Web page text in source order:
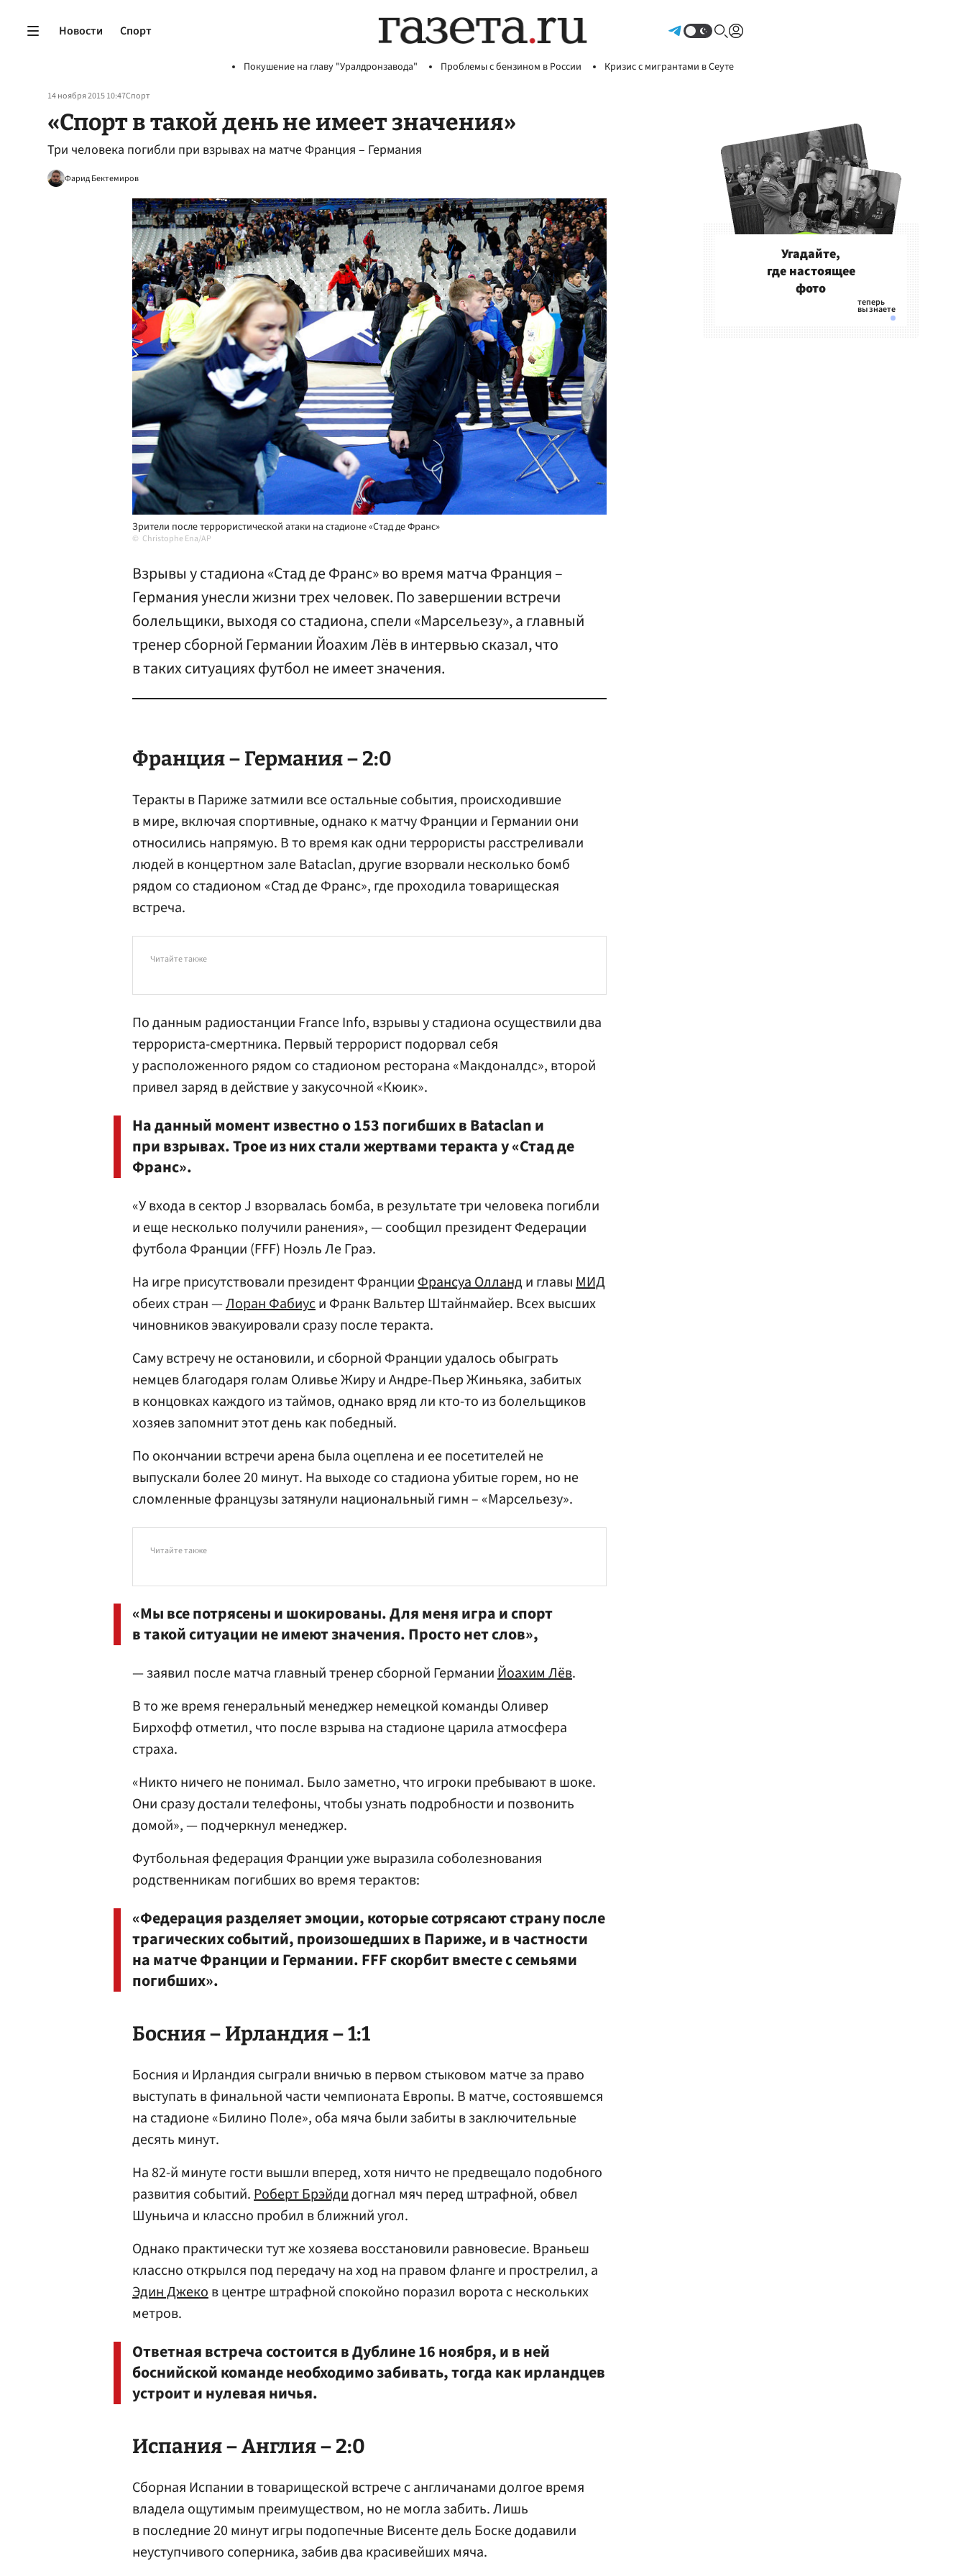
Новости Спорт
Покушение на главу "Уралдронзавода" Проблемы с бензином в России Кризис с мигрантами в Сеуте
14 ноября 2015 10:47Спорт
«Спорт в такой день не имеет значения»
Три человека погибли при взрывах на матче Франция – Германия
Фарид Бектемиров
Зрители после террористической атаки на стадионе «Стад де Франс»
Christophe Ena/AP
Взрывы у стадиона «Стад де Франс» во время матча Франция –
Германия унесли жизни трех человек. По завершении встречи
болельщики, выходя со стадиона, спели «Марсельезу», а главный
тренер сборной Германии Йоахим Лёв в интервью сказал, что
в таких ситуациях футбол не имеет значения.
Франция – Германия – 2:0
Теракты в Париже затмили все остальные события, происходившие
в мире, включая спортивные, однако к матчу Франции и Германии они
относились напрямую. В то время как одни террористы расстреливали
людей в концертном зале Bataclan, другие взорвали несколько бомб
рядом со стадионом «Стад де Франс», где проходила товарищеская
встреча.
Читайте также
По данным радиостанции France Info, взрывы у стадиона осуществили два
террориста-смертника. Первый террорист подорвал себя
у расположенного рядом со стадионом ресторана «Макдоналдс», второй
привел заряд в действие у закусочной «Кюик».
На данный момент известно о 153 погибших в Bataclan и
при взрывах. Трое из них стали жертвами теракта у «Стад де
Франс».
«У входа в сектор J взорвалась бомба, в результате три человека погибли
и еще несколько получили ранения», — сообщил президент Федерации
футбола Франции (FFF) Ноэль Ле Граэ.
На игре присутствовали президент ФранцииФрансуа Олланди главыМИД
обеих стран —Лоран Фабиуси Франк Вальтер Штайнмайер. Всех высших
чиновников эвакуировали сразу после теракта.
Саму встречу не остановили, и сборной Франции удалось обыграть
немцев благодаря голам Оливье Жиру и Андре-Пьер Жиньяка, забитых
в концовках каждого из таймов, однако вряд ли кто-то из болельщиков
хозяев запомнит этот день как победный.
По окончании встречи арена была оцеплена и ее посетителей не
выпускали более 20 минут. На выходе со стадиона убитые горем, но не
сломленные французы затянули национальный гимн – «Марсельезу».
Читайте также
«Мы все потрясены и шокированы. Для меня игра и спорт
в такой ситуации не имеют значения. Просто нет слов»,
— заявил после матча главный тренер сборной ГерманииЙоахим Лёв.
В то же время генеральный менеджер немецкой команды Оливер
Бирхофф отметил, что после взрыва на стадионе царила атмосфера
страха.
«Никто ничего не понимал. Было заметно, что игроки пребывают в шоке.
Они сразу достали телефоны, чтобы узнать подробности и позвонить
домой», — подчеркнул менеджер.
Футбольная федерация Франции уже выразила соболезнования
родственникам погибших во время терактов:
«Федерация разделяет эмоции, которые сотрясают страну после
трагических событий, произошедших в Париже, и в частности
на матче Франции и Германии. FFF скорбит вместе с семьями
погибших».
Босния – Ирландия – 1:1
Босния и Ирландия сыграли вничью в первом стыковом матче за право
выступать в финальной части чемпионата Европы. В матче, состоявшемся
на стадионе «Билино Поле», оба мяча были забиты в заключительные
десять минут.
На 82-й минуте гости вышли вперед, хотя ничто не предвещало подобного
развития событий.Роберт Брэйдидогнал мяч перед штрафной, обвел
Шуньича и классно пробил в ближний угол.
Однако практически тут же хозяева восстановили равновесие. Враньеш
классно открылся под передачу на ход на правом фланге и прострелил, а
Эдин Джеков центре штрафной спокойно поразил ворота с нескольких
метров.
Ответная встреча состоится в Дублине 16 ноября, и в ней
боснийской команде необходимо забивать, тогда как ирландцев
устроит и нулевая ничья.
Испания – Англия – 2:0
Сборная Испании в товарищеской встрече с англичанами долгое время
владела ощутимым преимуществом, но не могла забить. Лишь
в последние 20 минут игры подопечные Висенте дель Боске додавили
неуступчивого соперника, забив два красивейших мяча.
Угадайте,
где настоящее
фото